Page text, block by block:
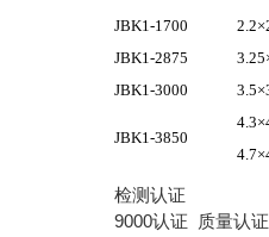
JBK1-1700
JBK1-2875
JBK1-3000
JBK1-3850
检测认证
9000认证 质量认证